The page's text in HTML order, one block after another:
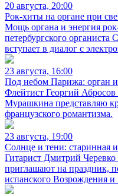
20 августа, 20:00
Рок-хиты на органе при
Мощь органа и энергия
петербургского органиста
вступает в диалог с
23 августа, 16:00
Под небом Парижа: орган
Флейтист Георгий
Мурашкина представляю
французского романтизма.
23 августа, 19:00
Солнце и тени: старинная
Гитарист Дмитрий
приглашают на праздник,
испанского Возрождения и